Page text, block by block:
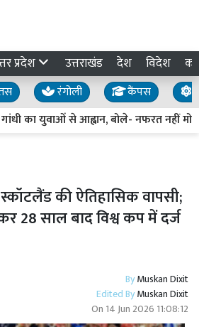
प्रदेश उत्तराखंड देश विदेश
रंगोली कैंपस
गांधी का युवाओं से आह्वान, बोले- नफरत नहीं
स्कॉटलैंड की ऐतिहासिक वापसी;
28 साल बाद विश्व कप में दर्ज
ByMuskan Dixit
Edited ByMuskan Dixit
On 14 Jun 2026 11:08:12